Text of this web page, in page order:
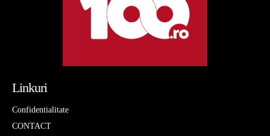
Linkuri
Confidentialitate
CONTACT